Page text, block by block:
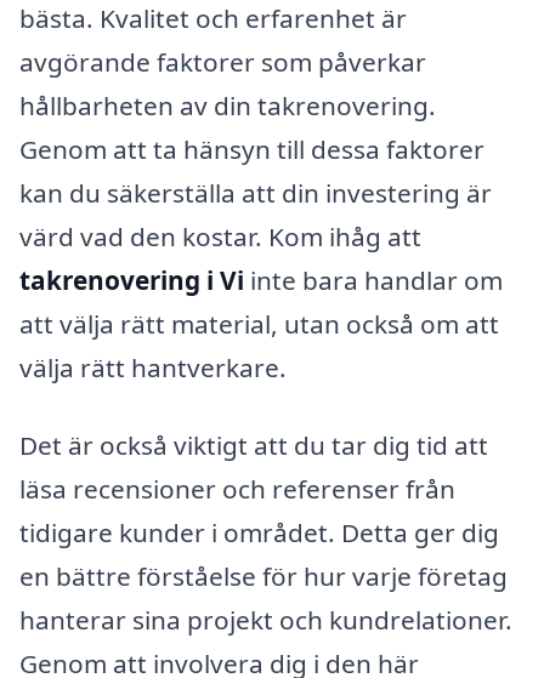
bästa. Kvalitet och erfarenhet är
avgörande faktorer som påverkar
hållbarheten av din takrenovering.
Genom att ta hänsyn till dessa faktorer
kan du säkerställa att din investering är
värd vad den kostar. Kom ihåg att
takrenovering i Vi inte bara handlar om
att välja rätt material, utan också om att
välja rätt hantverkare.
Det är också viktigt att du tar dig tid att
läsa recensioner och referenser från
tidigare kunder i området. Detta ger dig
en bättre förståelse för hur varje företag
hanterar sina projekt och kundrelationer.
Genom att involvera dig i den här